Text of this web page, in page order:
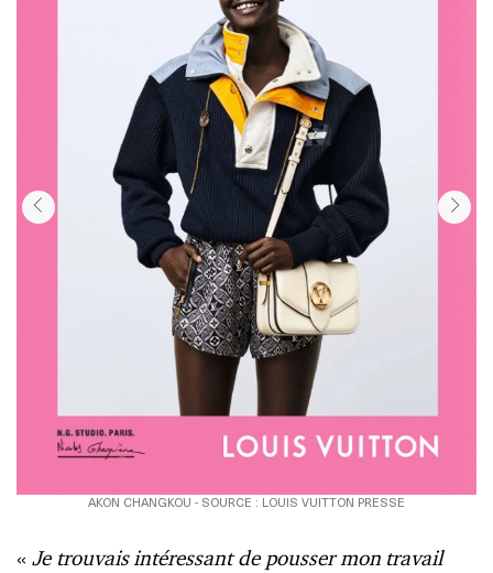
AKON CHANGKOU - SOURCE : LOUIS VUITTON PRESSE
« Je trouvais intéressant de pousser mon travail